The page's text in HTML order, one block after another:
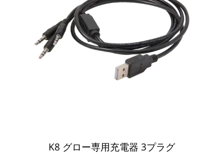
K8 グロー専用充電器 3プラグ